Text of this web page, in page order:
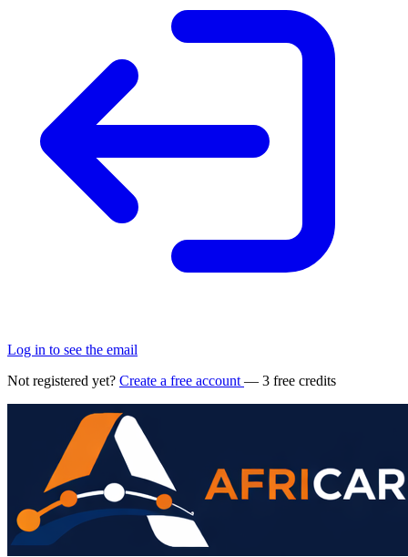
Log in to see the email
Not registered yet? Create a free account — 3 free credits